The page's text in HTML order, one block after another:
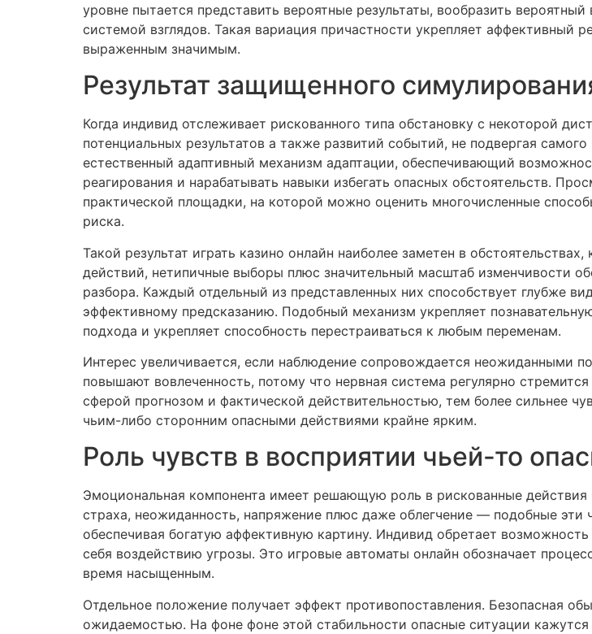
уровне пытается представить вероятные результаты, вообразить
системой взглядов. Такая вариация причастности укрепляет аффективный
выраженным значимым.
Результат защищенного
Когда индивид отслеживает рискованного типа обстановку с некоторой
потенциальных результатов а также развитий событий, не подвергая
естественный адаптивный механизм адаптации, обеспечивающий
реагирования и нарабатывать навыки избегать опасных обстоятельств.
практической площадки, на которой можно оценить многочисленные
риска.
Такой результат играть казино онлайн наиболее заметен в
действий, нетипичные выборы плюс значительный масштаб изменчивости
разбора. Каждый отдельный из представленных них способствует глубже
эффективному предсказанию. Подобный механизм укрепляет
подхода и укрепляет способность перестраиваться к любым переменам.
Интерес увеличивается, если наблюдение сопровождается неожиданными
повышают вовлеченность, потому что нервная система регулярно
сферой прогнозом и фактической действительностью, тем более сильнее
чьим-либо сторонним опасными действиями крайне ярким.
Роль чувств в восприятии чьей-то
Эмоциональная компонента имеет решающую роль в рискованные
страха, неожиданность, напряжение плюс даже облегчение — подобные эти
обеспечивая богатую аффективную картину. Индивид обретает
себя воздействию угрозы. Это игровые автоматы онлайн обозначает
время насыщенным.
Отдельное положение получает эффект противопоставления. Безопасная
ожидаемостью. На фоне фоне этой стабильности опасные ситуации